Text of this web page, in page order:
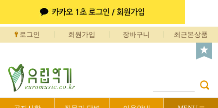
로그인 회원가입 장바구니 최근본상품